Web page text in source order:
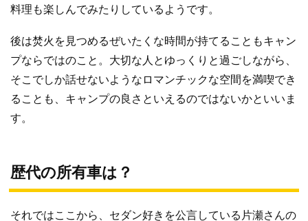
料理も楽しんでみたりしているようです。
後は焚火を見つめるぜいたくな時間が持てることもキャン
プならではのこと。大切な人とゆっくりと過ごしながら、
そこでしか話せないようなロマンチックな空間を満喫でき
ることも、キャンプの良さといえるのではないかといいま
す。
歴代の所有車は？
それではここから、セダン好きを公言している片瀬さんの